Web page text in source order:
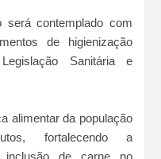
contemplado com
de higienização
Sanitária e
alimentar da população
fortalecendo a
inclusão de carne no